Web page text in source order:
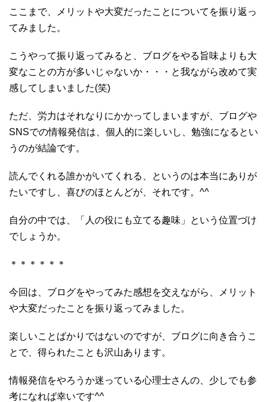
ここまで、メリットや大変だったことについてを振り返っ
てみました。
こうやって振り返ってみると、ブログをやる旨味よりも大
変なことの方が多いじゃないか・・・と我ながら改めて実
感してしまいました(笑)
ただ、労力はそれなりにかかってしまいますが、ブログや
SNSでの情報発信は、個人的に楽しいし、勉強になるとい
うのが結論です。
読んでくれる誰かがいてくれる、というのは本当にありが
たいですし、喜びのほとんどが、それです。^^
自分の中では、「人の役にも立てる趣味」という位置づけ
でしょうか。
＊＊＊＊＊＊
今回は、ブログをやってみた感想を交えながら、メリット
や大変だったことを振り返ってみました。
楽しいことばかりではないのですが、ブログに向き合うこ
とで、得られたことも沢山あります。
情報発信をやろうか迷っている心理士さんの、少しでも参
考になれば幸いです^^